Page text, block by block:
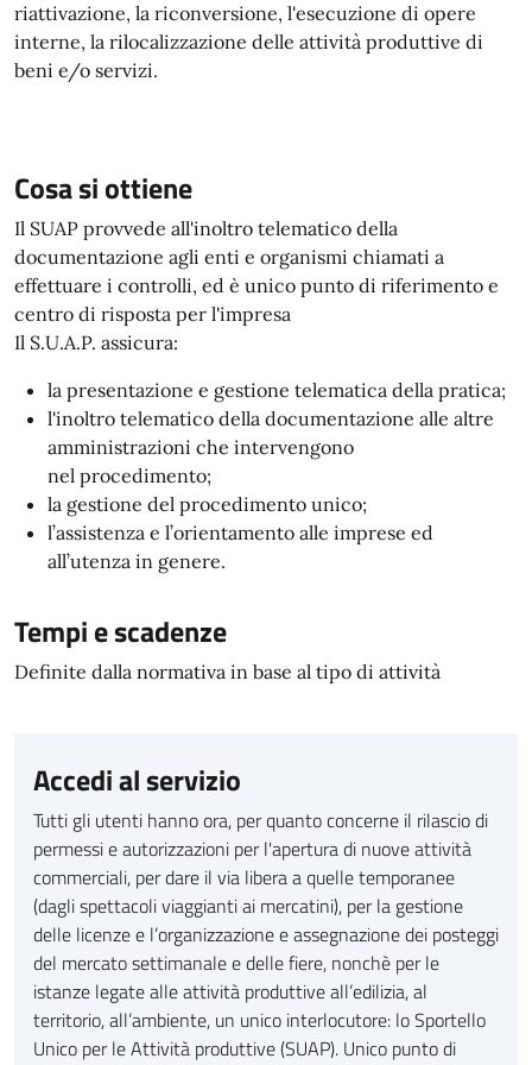
riattivazione, la riconversione, l'esecuzione di opere
interne, la rilocalizzazione delle attività produttive di
beni e/o servizi.
Cosa si ottiene
Il SUAP provvede all'inoltro telematico della
documentazione agli enti e organismi chiamati a
effettuare i controlli, ed è unico punto di riferimento e
centro di risposta per l'impresa
Il S.U.A.P. assicura:
la presentazione e gestione telematica della pratica;
l'inoltro telematico della documentazione alle altre
amministrazioni che intervengono
nel procedimento;
la gestione del procedimento unico;
l’assistenza e l’orientamento alle imprese ed
all’utenza in genere.
Tempi e scadenze
Definite dalla normativa in base al tipo di attività
Accedi al servizio
Tutti gli utenti hanno ora, per quanto concerne il rilascio di
permessi e autorizzazioni per l'apertura di nuove attività
commerciali, per dare il via libera a quelle temporanee
(dagli spettacoli viaggianti ai mercatini), per la gestione
delle licenze e l’organizzazione e assegnazione dei posteggi
del mercato settimanale e delle fiere, nonchè per le
istanze legate alle attività produttive all’edilizia, al
territorio, all’ambiente, un unico interlocutore: lo Sportello
Unico per le Attività produttive (SUAP). Unico punto di